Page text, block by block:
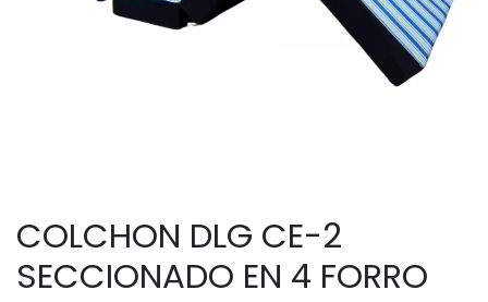
COLCHON DLG CE-2
SECCIONADO EN 4 FORRO